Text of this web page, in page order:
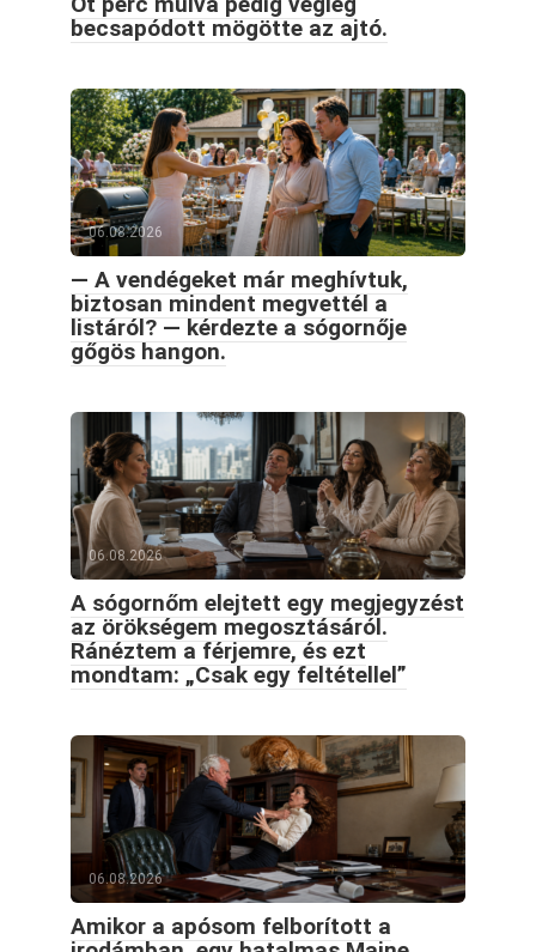
becsapódott mögötte az ajtó.
06.08.2026
— A vendégeket már meghívtuk,
biztosan mindent megvettél a
listáról? — kérdezte a sógornője
gőgös hangon.
06.08.2026
A sógornőm elejtett egy megjegyzést
az örökségem megosztásáról.
Ránéztem a férjemre, és ezt
mondtam: „Csak egy feltétellel”
06.08.2026
Amikor a apósom felborított a